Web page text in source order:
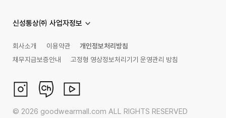
신성통상㈜ 사업자정보
회사소개 이용약관
개인정보처리방침
채무지급보증안내
고정형 영상정보처리기기 운영관리 방침
© 2026 goodwearmall.com ALL RIGHTS RESERVED